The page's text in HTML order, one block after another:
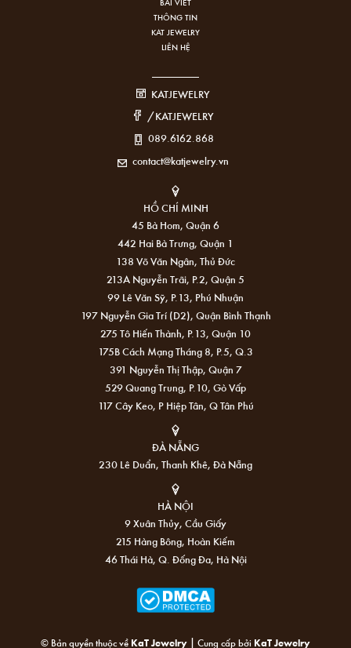
THÔNG TIN
KAT JEWELRY
LIÊN HỆ
KATJEWELRY
/KATJEWELRY
089.6162.868
contact@katjewelry.vn
HỒ CHÍ MINH
45 Bà Hom, Quận 6
442 Hai Bà Trưng, Quận 1
138 Võ Văn Ngân, Thủ Đức
213A Nguyễn Trãi, P.2, Quận 5
99 Lê Văn Sỹ, P.13, Phú Nhuận
197 Nguyễn Gia Trí (D2), Quận Bình Thạnh
275 Tô Hiến Thành, P.13, Quận 10
175B Cách Mạng Tháng 8, P.5, Q.3
391 Nguyễn Thị Thập, Quận 7
529 Quang Trung, P.10, Gò Vấp
117 Cây Keo, P Hiệp Tân, Q Tân Phú
ĐÀ NẴNG
230 Lê Duẩn, Thanh Khê, Đà Nẵng
HÀ NỘI
9 Xuân Thủy, Cầu Giấy
215 Hàng Bông, Hoàn Kiếm
46 Thái Hà, Q. Đống Đa, Hà Nội
© Bản quyền thuộc về KaT Jewelry | Cung cấp bởi KaT Jewelry